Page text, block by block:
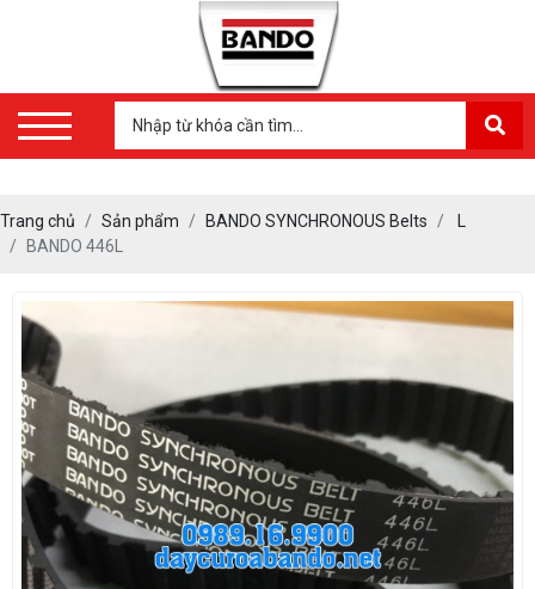
Trang chủ Sản phẩm BANDO SYNCHRONOUS Belts
L
BANDO 446L